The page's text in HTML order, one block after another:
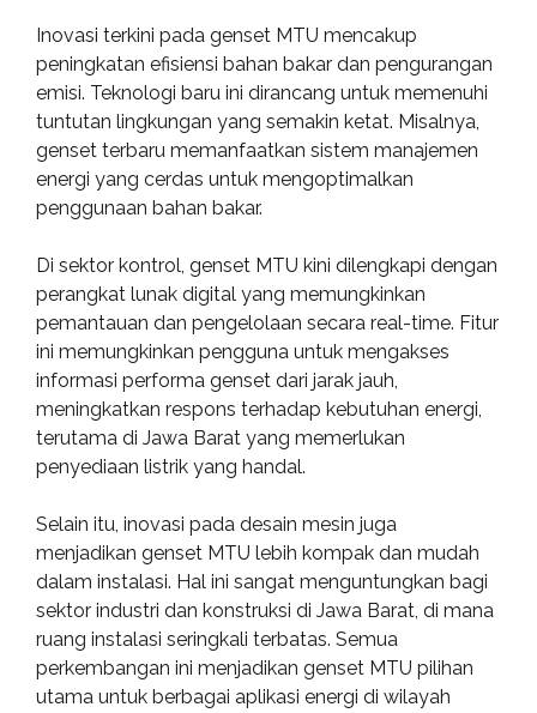
Inovasi terkini pada genset MTU mencakup
peningkatan efisiensi bahan bakar dan pengurangan
emisi. Teknologi baru ini dirancang untuk memenuhi
tuntutan lingkungan yang semakin ketat. Misalnya,
genset terbaru memanfaatkan sistem manajemen
energi yang cerdas untuk mengoptimalkan
penggunaan bahan bakar.
Di sektor kontrol, genset MTU kini dilengkapi dengan
perangkat lunak digital yang memungkinkan
pemantauan dan pengelolaan secara real-time. Fitur
ini memungkinkan pengguna untuk mengakses
informasi performa genset dari jarak jauh,
meningkatkan respons terhadap kebutuhan energi,
terutama di Jawa Barat yang memerlukan
penyediaan listrik yang handal.
Selain itu, inovasi pada desain mesin juga
menjadikan genset MTU lebih kompak dan mudah
dalam instalasi. Hal ini sangat menguntungkan bagi
sektor industri dan konstruksi di Jawa Barat, di mana
ruang instalasi seringkali terbatas. Semua
perkembangan ini menjadikan genset MTU pilihan
utama untuk berbagai aplikasi energi di wilayah